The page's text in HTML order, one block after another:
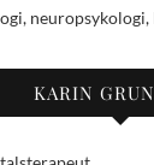
neuropsykologi,
KARIN